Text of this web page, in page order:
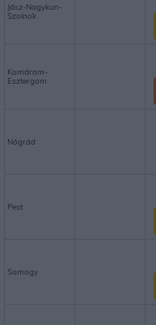
Jász-Nagykun-
Szolnok
Komárom-
Esztergom
Nógrád
Pest
Somogy